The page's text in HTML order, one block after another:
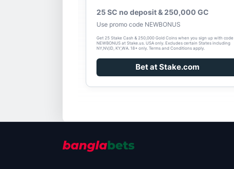
25 SC no deposit & 250,000 GC
Use promo code NEWBONUS
Get 25 Stake Cash & 250,000 Gold Coins when you sign up with code
NEWBONUS at Stake.us. USA only. Excludes certain States including
NY,NV,ID, KY,WA. 18+ only. Terms and Conditions apply.
Bet at Stake.com